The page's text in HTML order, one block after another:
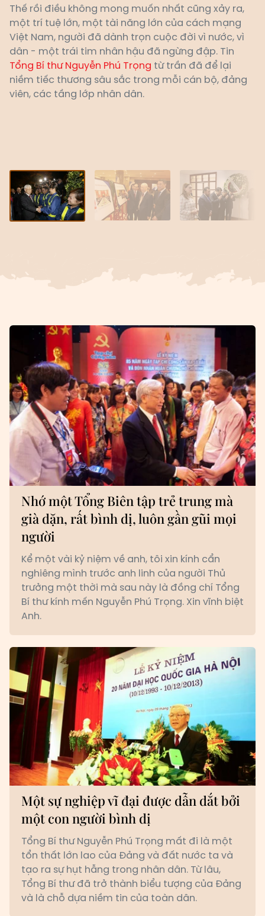
Thế rồi điều không mong muốn nhất cũng xảy ra,
một trí tuệ lớn, một tài năng lớn của cách mạng
Việt Nam, người đã dành trọn cuộc đời vì nước, vì
dân - một trái tim nhân hậu đã ngừng đập. Tin
Tổng Bí thư Nguyễn Phú Trọng từ trần đã để lại
niềm tiếc thương sâu sắc trong mỗi cán bộ, đảng
viên, các tầng lớp nhân dân.
Nhớ một Tổng Biên tập trẻ trung mà
già dặn, rất bình dị, luôn gần gũi mọi
người
Kể một vài kỷ niệm về anh, tôi xin kính cẩn
nghiêng mình trước anh linh của người Thủ
trưởng một thời mà sau này là đồng chí Tổng
Bí thư kính mến Nguyễn Phú Trọng. Xin vĩnh biệt
Anh.
Một sự nghiệp vĩ đại được dẫn dắt bởi
một con người bình dị
Tổng Bí thư Nguyễn Phú Trọng mất đi là một
tổn thất lớn lao của Đảng và đất nước ta và
tạo ra sự hụt hẫng trong nhân dân. Từ lâu,
Tổng Bí thư đã trở thành biểu tượng của Đảng
và là chỗ dựa niềm tin của toàn dân.